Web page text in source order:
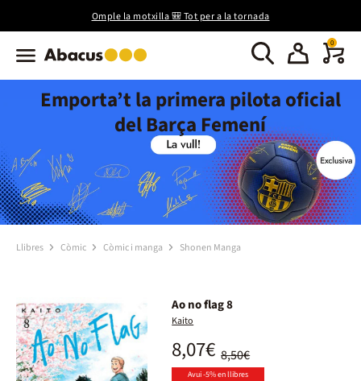
Omple la motxilla 🎒 Tot per a la tornada
0
Emporta’t la primera pilota oficial
del Barça Femení
Llibres Còmic Còmic i manga Shonen Manga
Ao no flag 8
Kaito
8,50€
8,07€
Avui -5% en llibres